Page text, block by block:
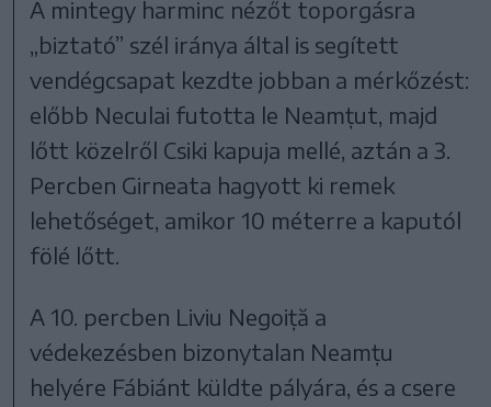
A mintegy harminc nézőt toporgásra
„biztató” szél iránya által is segített
vendégcsapat kezdte jobban a mérkőzést:
előbb Neculai futotta le Neamțut, majd
lőtt közelről Csiki kapuja mellé, aztán a 3.
Percben Girneata hagyott ki remek
lehetőséget, amikor 10 méterre a kaputól
fölé lőtt.
A 10. percben Liviu Negoiță a
védekezésben bizonytalan Neamțu
helyére Fábiánt küldte pályára, és a csere